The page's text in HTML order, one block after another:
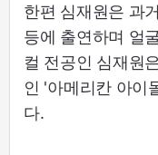
한편 심재원은 과
등에 출연하며 얼
컬 전공인 심재원
인 '아메리칸 아이
다.